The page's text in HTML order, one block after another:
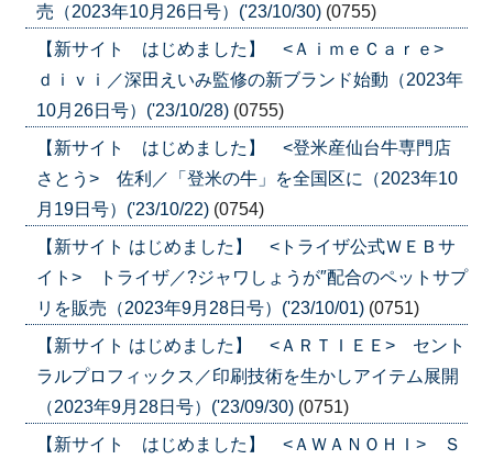
売（2023年10月26日号）('23/10/30) (0755)
【新サイト はじめました】 <ＡｉｍｅＣａｒｅ>
ｄｉｖｉ／深田えいみ監修の新ブランド始動（2023年
10月26日号）('23/10/28) (0755)
【新サイト はじめました】 <登米産仙台牛専門店
さとう> 佐利／「登米の牛」を全国区に（2023年10
月19日号）('23/10/22) (0754)
【新サイト はじめました】 <トライザ公式ＷＥＢサ
イト> トライザ／?ジャワしょうが″配合のペットサプ
リを販売（2023年9月28日号）('23/10/01) (0751)
【新サイト はじめました】 <ＡＲＴＩＥＥ> セント
ラルプロフィックス／印刷技術を生かしアイテム展開
（2023年9月28日号）('23/09/30) (0751)
【新サイト はじめました】 <ＡＷＡＮＯＨＩ> Ｓ